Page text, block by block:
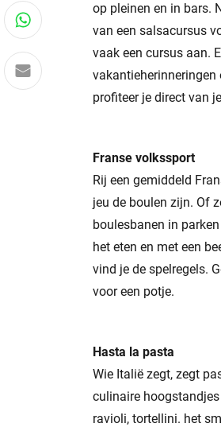
op pleinen en in bars.
van een salsacursus
vaak een cursus aan.
vakantieherinneringen
profiteer je direct van
Franse volkssport
Rij een gemiddeld
jeu de boulen zijn. Of
boulesbanen in
het eten en met een
vind je de spelregels.
voor een potje.
Hasta la pasta
Wie Italië zegt, zegt
culinaire
ravioli, tortellini. het
Deel via WhatsApp
Delen via e-mail